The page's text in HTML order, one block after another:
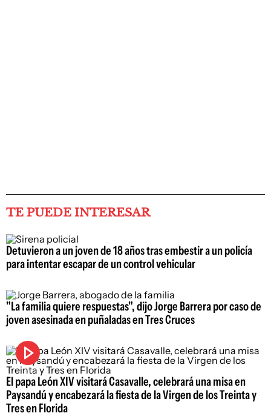
TE PUEDE INTERESAR
Detuvieron a un joven de 18 años tras embestir a un policía
para intentar escapar de un control vehicular
"La familia quiere respuestas", dijo Jorge Barrera por caso de
joven asesinada en puñaladas en Tres Cruces
El papa León XIV visitará Casavalle, celebrará una misa en
Paysandú y encabezará la fiesta de la Virgen de los Treinta y
Tres en Florida